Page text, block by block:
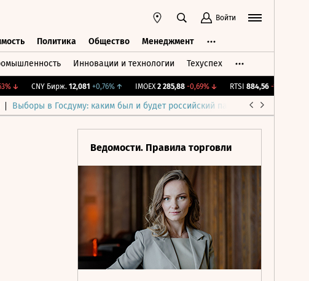
Войти
Политика Общество Менеджмент
Инновации и технологии Техуспех
↓ CNY Бирж. 12,081 +0,76%↑ IMOEX 2 285,88 -0,69%↓ RTSI 884,56 -1,27%
Выборы в Госдуму: каким был и будет российский парламент
Ведомости. Правила торговли